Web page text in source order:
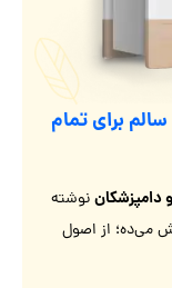
برای تمام
نوشته
می‌ده؛ از اصول